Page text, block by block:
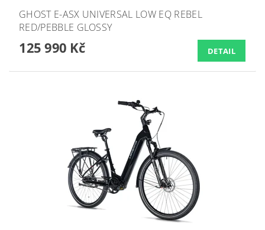
GHOST E-ASX UNIVERSAL LOW EQ REBEL
RED/PEBBLE GLOSSY
125 990 Kč DETAIL